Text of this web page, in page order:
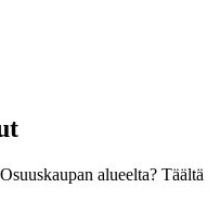
alueelta? Täältä